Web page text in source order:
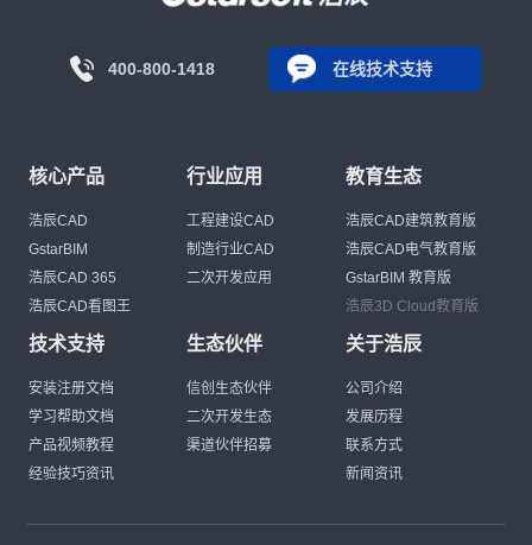
400-800-1418 在线技术支持
核心产品
浩辰CAD
GstarBIM
浩辰CAD 365
浩辰CAD看图王
行业应用
工程建设CAD
制造行业CAD
二次开发应用
教育生态
浩辰CAD建筑教育版
浩辰CAD电气教育版
GstarBIM 教育版
浩辰3D Cloud教育版
技术支持
安装注册文档
学习帮助文档
产品视频教程
经验技巧资讯
生态伙伴
信创生态伙伴
二次开发生态
渠道伙伴招募
关于浩辰
公司介绍
发展历程
联系方式
新闻资讯